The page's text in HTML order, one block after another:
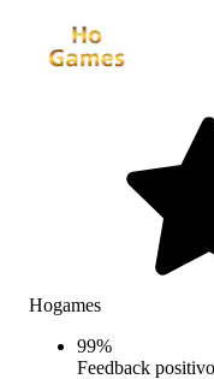
Hogames
99%
Feedback positivo